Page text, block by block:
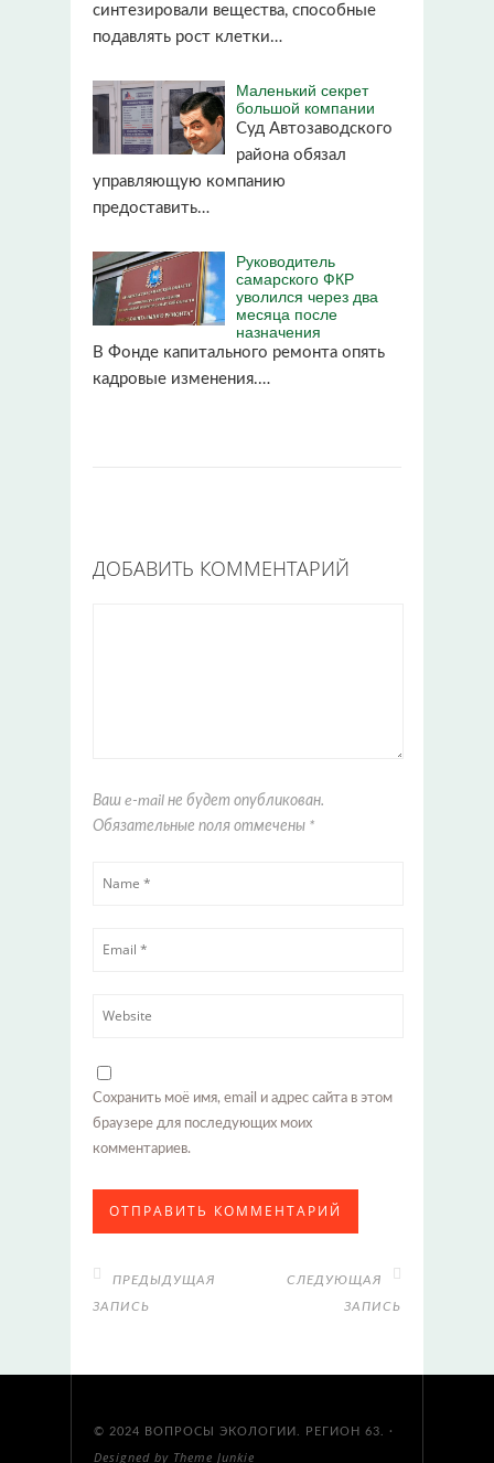
синтезировали вещества, способные
подавлять рост клетки…
Маленький секрет
большой компании
Суд Автозаводского
района обязал
управляющую компанию
предоставить…
Руководитель
самарского ФКР
уволился через два
месяца после
назначения
В Фонде капитального ремонта опять
кадровые изменения.…
ДОБАВИТЬ КОММЕНТАРИЙ
Ваш e-mail не будет опубликован.
Обязательные поля отмечены *
Сохранить моё имя, email и адрес сайта в этом
браузере для последующих моих
комментариев.
ПРЕДЫДУЩАЯ
ЗАПИСЬ
СЛЕДУЮЩАЯ
ЗАПИСЬ
© 2024 ВОПРОСЫ ЭКОЛОГИИ. РЕГИОН 63. ·
Designed by Theme Junkie